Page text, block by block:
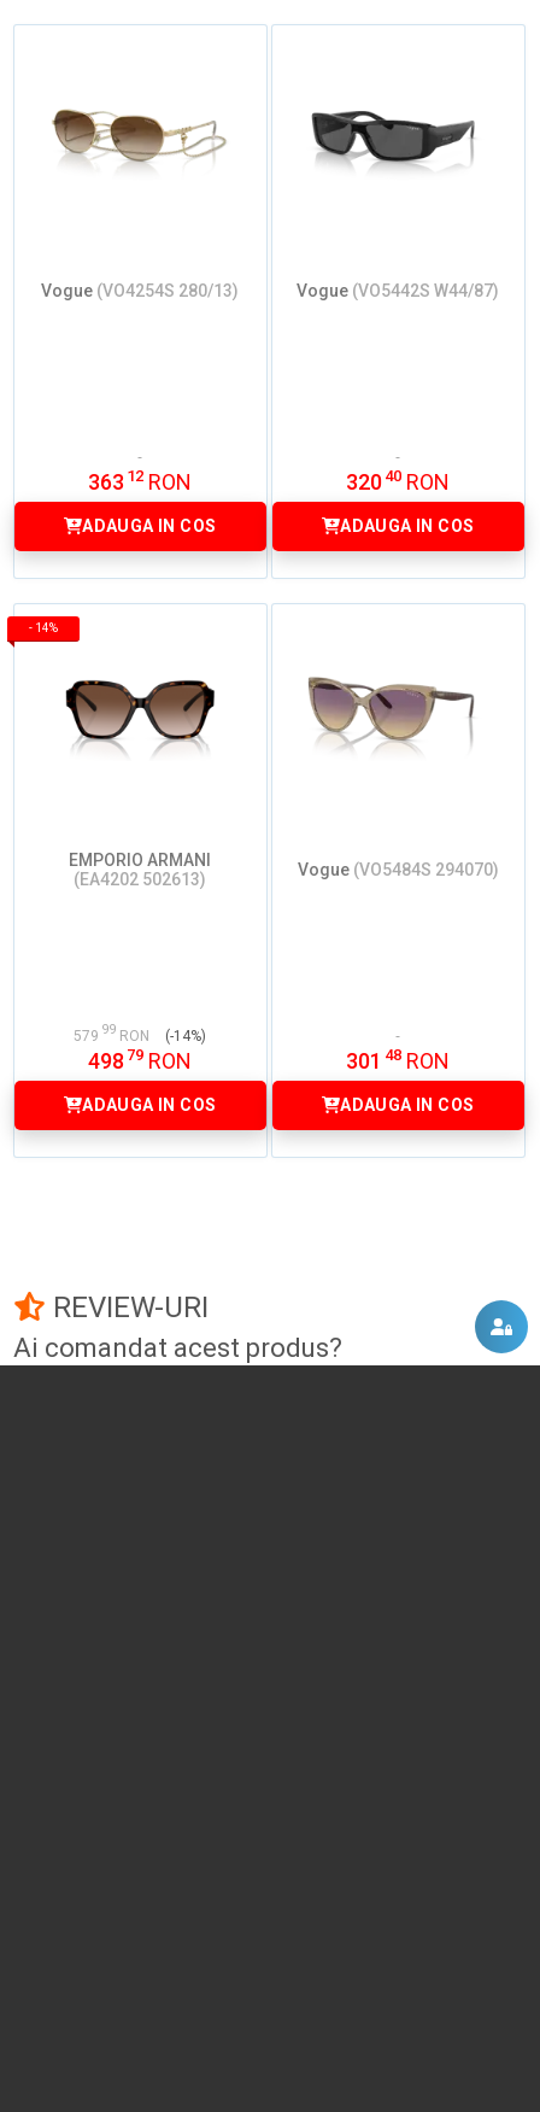
Vogue (VO4254S 280/13)
363 12 RON
ADAUGA IN COS
Vogue (VO5442S W44/87)
320 40 RON
ADAUGA IN COS
- 14%
EMPORIO ARMANI
(EA4202 502613)
579 99 RON (-14%)
498 79 RON
ADAUGA IN COS
Vogue (VO5484S 294070)
301 48 RON
ADAUGA IN COS
REVIEW-URI
Ai comandat acest produs?